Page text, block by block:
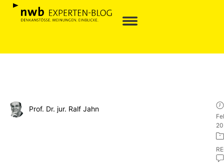
Prof. Dr. jur. Ralf Jahn